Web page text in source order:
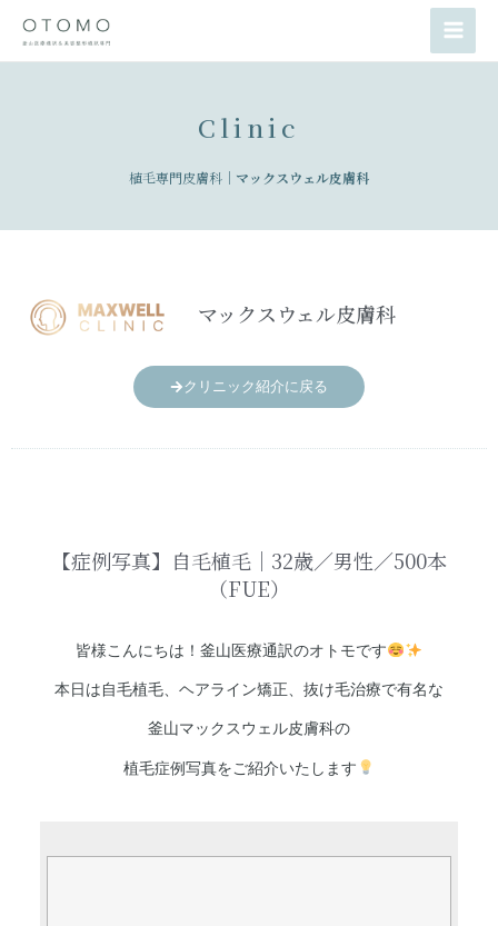
Main
Clinic
植毛専門皮膚科｜ マックスウェル皮膚科
マックスウェル皮膚科
クリニック紹介に戻る
【症例写真】自毛植毛｜32歳／男性／500本
（FUE）
皆様こんにちは！釜山医療通訳のオトモです
本日は自毛植毛、ヘアライン矯正、抜け毛治療で有名な
釜山マックスウェル皮膚科の
植毛症例写真をご紹介いたします